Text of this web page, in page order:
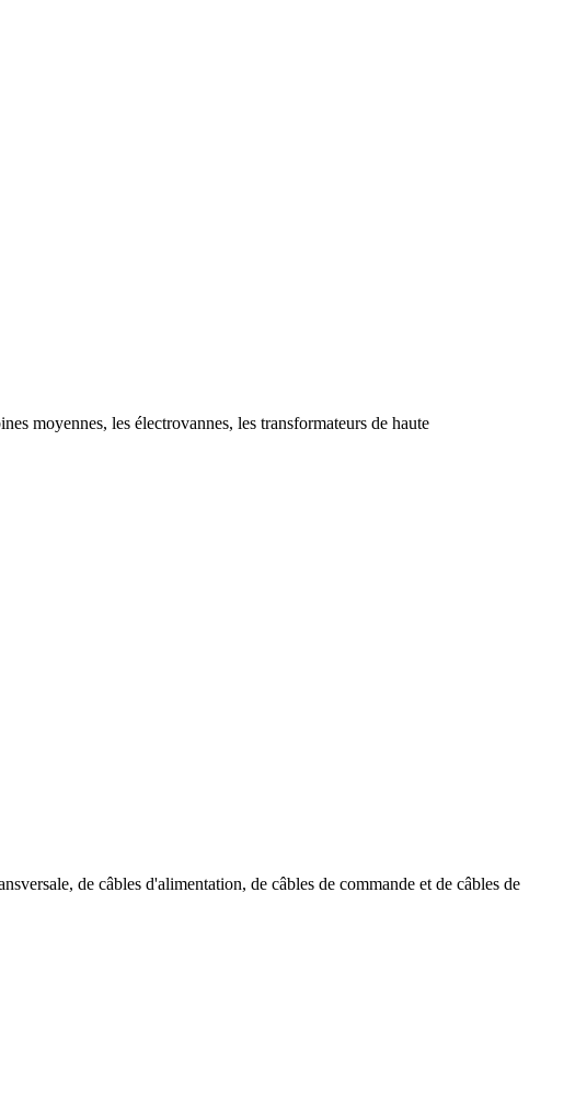
moyennes, les électrovannes, les transformateurs de haute
de câbles d'alimentation, de câbles de commande et de câbles de